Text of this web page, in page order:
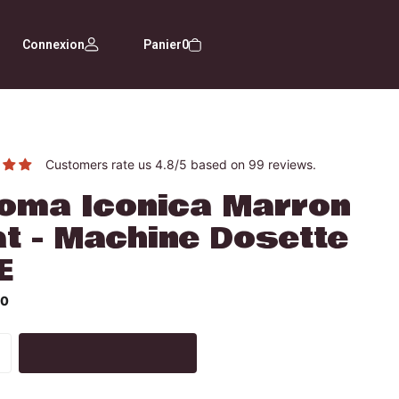
Connexion Panier0
Customers rate us 4.8/5 based on 99 reviews.
Iconica Marron
- Machine Dosette